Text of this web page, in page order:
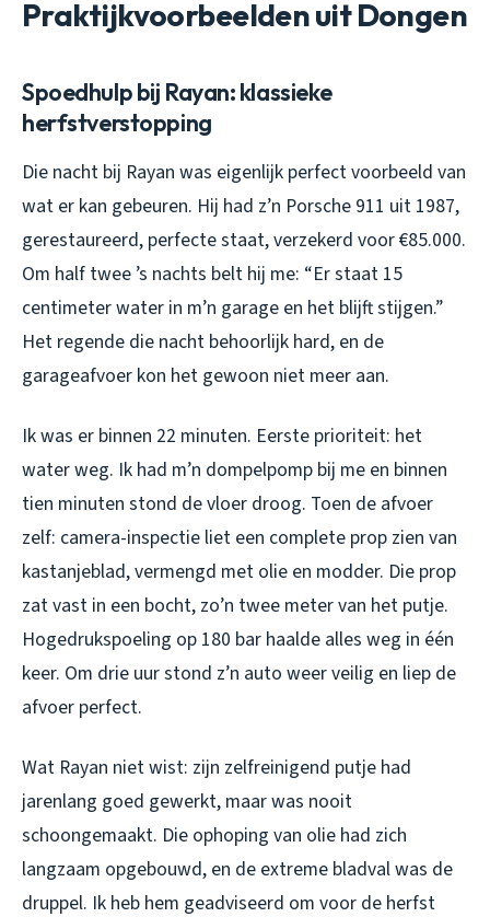
Praktijkvoorbeelden uit Dongen
Spoedhulp bij Rayan: klassieke
herfstverstopping
Die nacht bij Rayan was eigenlijk perfect voorbeeld van
wat er kan gebeuren. Hij had z’n Porsche 911 uit 1987,
gerestaureerd, perfecte staat, verzekerd voor €85.000.
Om half twee ’s nachts belt hij me: “Er staat 15
centimeter water in m’n garage en het blijft stijgen.”
Het regende die nacht behoorlijk hard, en de
garageafvoer kon het gewoon niet meer aan.
Ik was er binnen 22 minuten. Eerste prioriteit: het
water weg. Ik had m’n dompelpomp bij me en binnen
tien minuten stond de vloer droog. Toen de afvoer
zelf: camera-inspectie liet een complete prop zien van
kastanjeblad, vermengd met olie en modder. Die prop
zat vast in een bocht, zo’n twee meter van het putje.
Hogedrukspoeling op 180 bar haalde alles weg in één
keer. Om drie uur stond z’n auto weer veilig en liep de
afvoer perfect.
Wat Rayan niet wist: zijn zelfreinigend putje had
jarenlang goed gewerkt, maar was nooit
schoongemaakt. Die ophoping van olie had zich
langzaam opgebouwd, en de extreme bladval was de
druppel. Ik heb hem geadviseerd om voor de herfst